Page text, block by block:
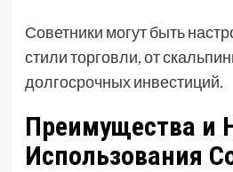
Советники могут быть
стили торговли, от
долгосрочных инвестиций.
Преимущества и
Использования